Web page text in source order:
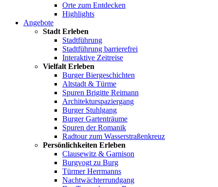
Orte zum Entdecken
Highlights
Angebote
Stadt Erleben
Stadtführung
Stadtführung barrierefrei
Interaktive Zeitreise
Vielfalt Erleben
Burger Biergeschichten
Altstadt & Türme
Spuren Brigitte Reimann
Architekturspaziergang
Burger Stuhlgang
Burger Gartenträume
Spuren der Romanik
Radtour zum Wasserstraßenkreuz
Persönlichkeiten Erleben
Clausewitz & Garnison
Burgvogt zu Burg
Türmer Herrmanns
Nachtwächterrundgang